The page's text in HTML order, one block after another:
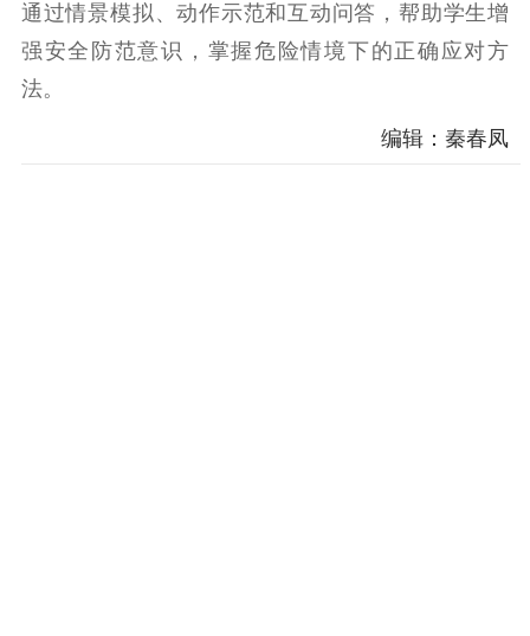
新时代公民素养
提升资源库
新闻出版
政务服务
作品著作权
登记服务
科研创新
服务管理
通过情景模拟、动作示范和互动问答，帮助学生增
强安全防范意识，掌握危险情境下的正确应对方
法。
编辑：秦春凤